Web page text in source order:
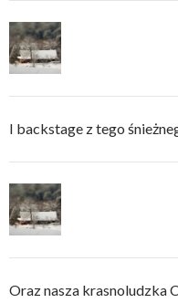
I backstage z tego
Oraz nasza krasnoludzka